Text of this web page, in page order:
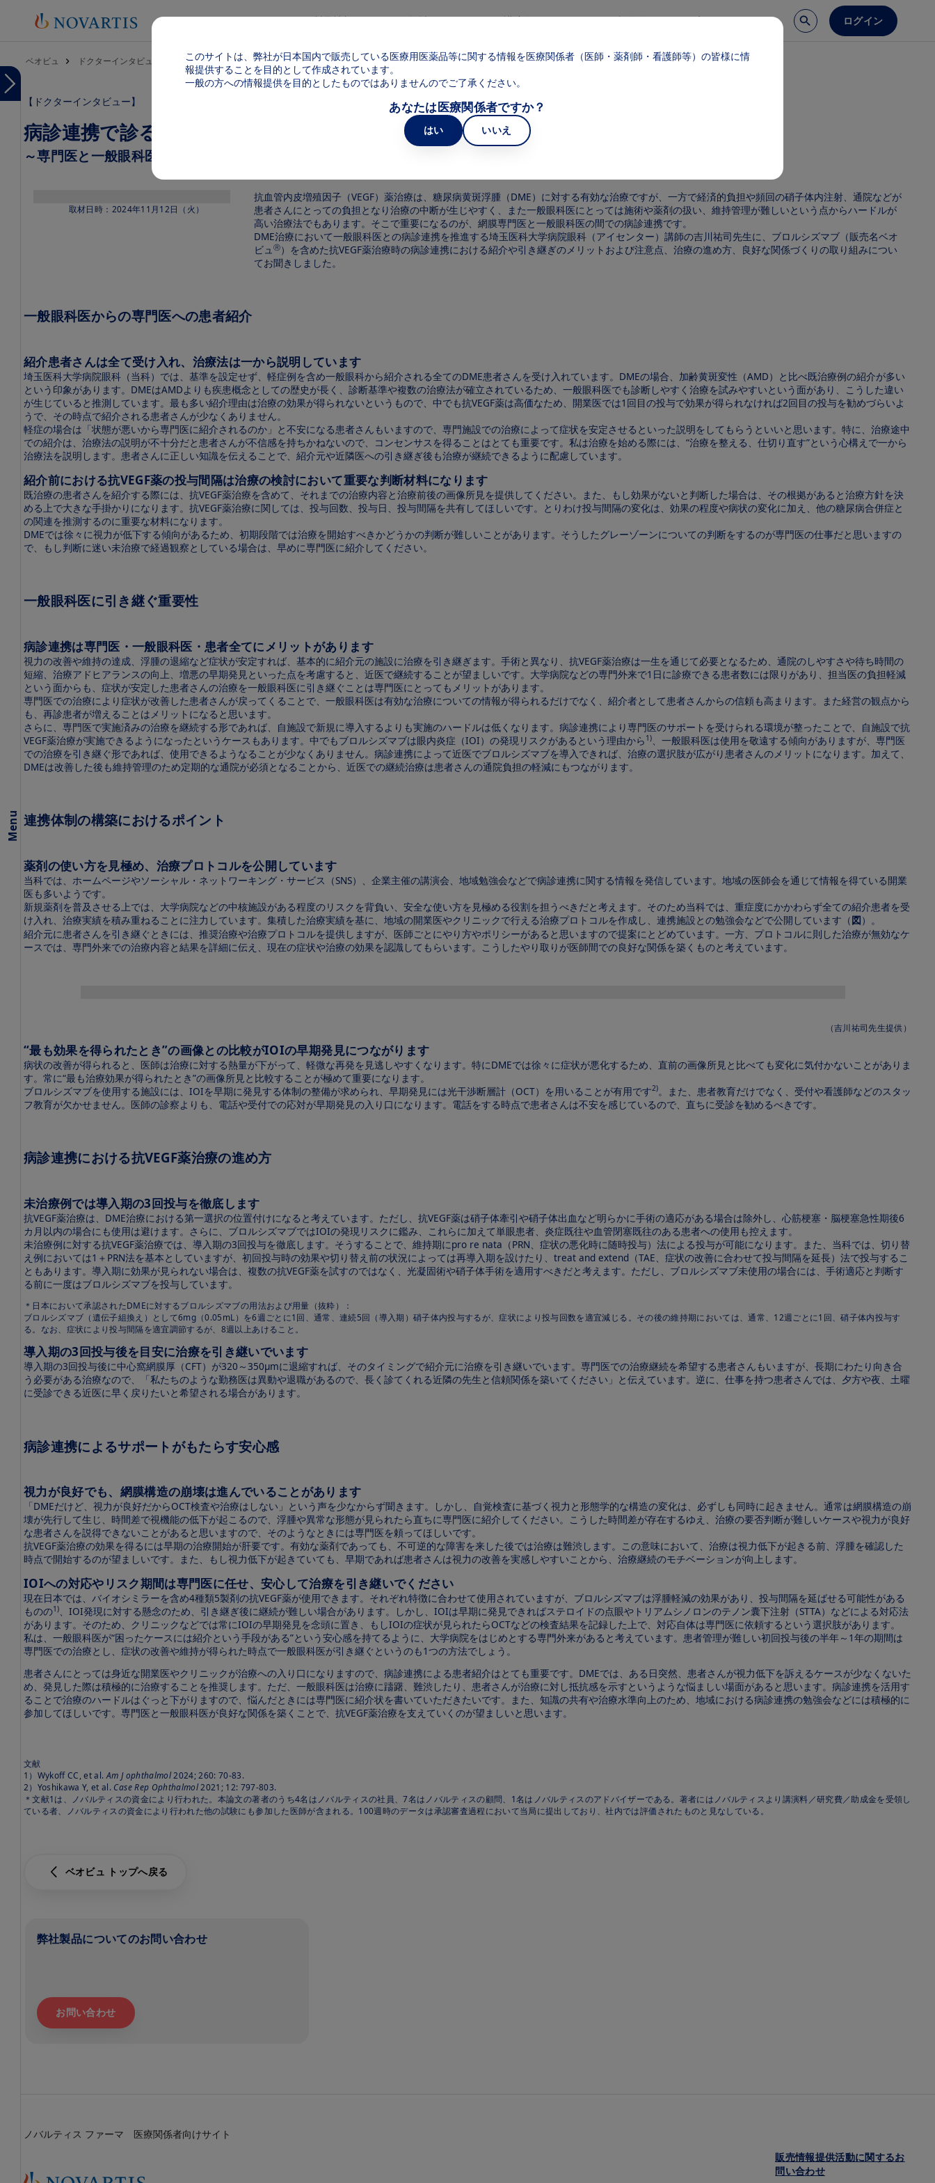
製品情報 領域 web講演会 web面談予約 医療サポート ログイン
Menu
Menu
オ
ビ
TOP
法
い
て
作
用
機
序
加齢黄斑
（AMD）
糖尿病黄
斑浮腫
（DME）
イ
ビ
ュ
ー
抗
VEGF
薬治
療に
必要
な眼
科医
の対
私は
こう
る、
DME
患者
にお
ける
IOI
マネ
ジメ
ント
増殖糖
尿病網
膜症
（PDR）
パンくず
ベオビュ ドクターインタビュー 病診連携で診るDME治療
【ドクターインタビュー】
病診連携で診るDME治療
～専門医と一般眼科医で支える抗VEGF薬治療
取材日時：2024年11月12日（火）
抗血管内皮増殖因子（VEGF）薬治療は、糖尿病黄斑浮腫（DME）に対する有効な治療ですが、一方で経済的負担や頻回の硝子体内注射、通院などが
患者さんにとっての負担となり治療の中断が生じやすく、また一般眼科医にとっては施術や薬剤の扱い、維持管理が難しいという点からハードルが
高い治療法でもあります。そこで重要になるのが、網膜専門医と一般眼科医の間での病診連携です。
DME治療において一般眼科医との病診連携を推進する埼玉医科大学病院眼科（アイセンター）講師の吉川祐司先生に、ブロルシズマブ（販売名ベオ
ビュ Ⓡ）を含めた抗VEGF薬治療時の病診連携における紹介や引き継ぎのメリットおよび注意点、治療の進め方、良好な関係づくりの取り組みについ
てお聞きしました。
一般眼科医からの専門医への患者紹介
紹介患者さんは全て受け入れ、治療法は一から説明しています
埼玉医科大学病院眼科（当科）では、基準を設定せず、軽症例を含め一般眼科から紹介される全てのDME患者さんを受け入れています。DMEの場合、加齢黄斑変性（AMD）と比べ既治療例の紹介が多い
という印象があります。DMEはAMDよりも疾患概念としての歴史が長く、診断基準や複数の治療法が確立されているため、一般眼科医でも診断しやすく治療を試みやすいという面があり、こうした違い
が生じていると推測しています。最も多い紹介理由は治療の効果が得られないというもので、中でも抗VEGF薬は高価なため、開業医では1回目の投与で効果が得られなければ2回目の投与を勧めづらいよ
うで、その時点で紹介される患者さんが少なくありません。
軽症の場合は「状態が悪いから専門医に紹介されるのか」と不安になる患者さんもいますので、専門施設での治療によって症状を安定させるといった説明をしてもらうといいと思います。特に、治療途中
での紹介は、治療法の説明が不十分だと患者さんが不信感を持ちかねないので、コンセンサスを得ることはとても重要です。私は治療を始める際には、“治療を整える、仕切り直す”という心構えで一から
治療法を説明します。患者さんに正しい知識を伝えることで、紹介元や近隣医への引き継ぎ後も治療が継続できるように配慮しています。
紹介前における抗VEGF薬の投与間隔は治療の検討において重要な判断材料になります
既治療の患者さんを紹介する際には、抗VEGF薬治療を含めて、それまでの治療内容と治療前後の画像所見を提供してください。また、もし効果がないと判断した場合は、その根拠があると治療方針を決
める上で大きな手掛かりになります。抗VEGF薬治療に関しては、投与回数、投与日、投与間隔を共有してほしいです。とりわけ投与間隔の変化は、効果の程度や病状の変化に加え、他の糖尿病合併症と
の関連を推測するのに重要な材料になります。
DMEでは徐々に視力が低下する傾向があるため、初期段階では治療を開始すべきかどうかの判断が難しいことがあります。そうしたグレーゾーンについての判断をするのが専門医の仕事だと思いますの
で、もし判断に迷い未治療で経過観察としている場合は、早めに専門医に紹介してください。
一般眼科医に引き継ぐ重要性
病診連携は専門医・一般眼科医・患者全てにメリットがあります
視力の改善や維持の達成、浮腫の退縮など症状が安定すれば、基本的に紹介元の施設に治療を引き継ぎます。手術と異なり、抗VEGF薬治療は一生を通じて必要となるため、通院のしやすさや待ち時間の
短縮、治療アドヒアランスの向上、増悪の早期発見といった点を考慮すると、近医で継続することが望ましいです。大学病院などの専門外来で1日に診療できる患者数には限りがあり、担当医の負担軽減
という面からも、症状が安定した患者さんの治療を一般眼科医に引き継ぐことは専門医にとってもメリットがあります。
専門医での治療により症状が改善した患者さんが戻ってくることで、一般眼科医は有効な治療についての情報が得られるだけでなく、紹介者として患者さんからの信頼も高まります。また経営の観点から
も、再診患者が増えることはメリットになると思います。
さらに、専門医で実施済みの治療を継続する形であれば、自施設で新規に導入するよりも実施のハードルは低くなります。病診連携により専門医のサポートを受けられる環境が整ったことで、自施設で抗
VEGF薬治療が実施できるようになったというケースもあります。中でもブロルシズマブは眼内炎症（IOI）の発現リスクがあるという理由から 1)
、一般眼科医は使用を敬遠する傾向がありますが、専門医
での治療を引き継ぐ形であれば、使用できるようなることが少なくありません。病診連携によって近医でブロルシズマブを導入できれば、治療の選択肢が広がり患者さんのメリットになります。加えて、
DMEは改善した後も維持管理のため定期的な通院が必須となることから、近医での継続治療は患者さんの通院負担の軽減にもつながります。
連携体制の構築におけるポイント
薬剤の使い方を見極め、治療プロトコルを公開しています
当科では、ホームページやソーシャル・ネットワーキング・サービス（SNS）、企業主催の講演会、地域勉強会などで病診連携に関する情報を発信しています。地域の医師会を通じて情報を得ている開業
医も多いようです。
新規薬剤を普及させる上では、大学病院などの中核施設がある程度のリスクを背負い、安全な使い方を見極める役割を担うべきだと考えます。そのため当科では、重症度にかかわらず全ての紹介患者を受
け入れ、治療実績を積み重ねることに注力しています。集積した治療実績を基に、地域の開業医やクリニックで行える治療プロトコルを作成し、連携施設との勉強会などで公開しています（図）。
紹介元に患者さんを引き継ぐときには、推奨治療や治療プロトコルを提供しますが、医師ごとにやり方やポリシーがあると思いますので提案にとどめています。一方、プロトコルに則した治療が無効なケ
ースでは、専門外来での治療内容と結果を詳細に伝え、現在の症状や治療の効果を認識してもらいます。こうしたやり取りが医師間での良好な関係を築くものと考えています。
（吉川祐司先生提供）
“最も効果を得られたとき”の画像との比較がIOIの早期発見につながります
病状の改善が得られると、医師は治療に対する熱量が下がって、軽微な再発を見逃しやすくなります。特にDMEでは徐々に症状が悪化するため、直前の画像所見と比べても変化に気付かないことがありま
す。常に“最も治療効果が得られたとき”の画像所見と比較することが極めて重要になります。
ブロルシズマブを使用する施設には、IOIを早期に発見する体制の整備が求められ、早期発見には光干渉断層計（OCT）を用いることが有用です2)。また、患者教育だけでなく、受付や看護師などのスタッ
フ教育が欠かせません。医師の診察よりも、電話や受付での応対が早期発見の入り口になります。電話をする時点で患者さんは不安を感じているので、直ちに受診を勧めるべきです。
病診連携における抗VEGF薬治療の進め方
未治療例では導入期の3回投与を徹底します
抗VEGF薬治療は、DME治療における第一選択の位置付けになると考えています。ただし、抗VEGF薬は硝子体牽引や硝子体出血など明らかに手術の適応がある場合は除外し、心筋梗塞・脳梗塞急性期後6
カ月以内の場合にも使用は避けます。さらに、ブロルシズマブではIOIの発現リスクに鑑み、これらに加えて単眼患者、炎症既往や血管閉塞既往のある患者への使用も控えます。
未治療例に対する抗VEGF薬治療では、導入期の3回投与を徹底します。そうすることで、維持期にpro re nata（PRN、症状の悪化時に随時投与）法による投与が可能になります。また、当科では、切り替
え例においては1＋PRN法を基本としていますが、初回投与時の効果や切り替え前の状況によっては再導入期を設けたり、treat and extend（TAE、症状の改善に合わせて投与間隔を延長）法で投与するこ
ともあります。導入期に効果が見られない場合は、複数の抗VEGF薬を試すのではなく、光凝固術や硝子体手術を適用すべきだと考えます。ただし、ブロルシズマブ未使用の場合には、手術適応と判断す
る前に一度はブロルシズマブを投与しています。
＊日本において承認されたDMEに対するブロルシズマブの用法および用量（抜粋）：
ブロルシズマブ（遺伝子組換え）として6mg（0.05mL）を6週ごとに1回、通常、連続5回（導入期）硝子体内投与するが、症状により投与回数を適宜減じる。その後の維持期においては、通常、12週ごとに1回、硝子体内投与す
る。なお、症状により投与間隔を適宜調節するが、8週以上あけること。
導入期の3回投与後を目安に治療を引き継いでいます
導入期の3回投与後に中心窩網膜厚（CFT）が320～350μmに退縮すれば、そのタイミングで紹介元に治療を引き継いでいます。専門医での治療継続を希望する患者さんもいますが、長期にわたり向き合
う必要がある治療なので、「私たちのような勤務医は異動や退職があるので、長く診てくれる近隣の先生と信頼関係を築いてください」と伝えています。逆に、仕事を持つ患者さんでは、夕方や夜、土曜
に受診できる近医に早く戻りたいと希望される場合があります。
病診連携によるサポートがもたらす安心感
視力が良好でも、網膜構造の崩壊は進んでいることがあります
「DMEだけど、視力が良好だからOCT検査や治療はしない」という声を少なからず聞きます。しかし、自覚検査に基づく視力と形態学的な構造の変化は、必ずしも同時に起きません。通常は網膜構造の崩
壊が先行して生じ、時間差で視機能の低下が起こるので、浮腫や異常な形態が見られたら直ちに専門医に紹介してください。こうした時間差が存在するゆえ、治療の要否判断が難しいケースや視力が良好
な患者さんを説得できないことがあると思いますので、そのようなときには専門医を頼ってほしいです。
抗VEGF薬治療の効果を得るには早期の治療開始が肝要です。有効な薬剤であっても、不可逆的な障害を来した後では治療は難渋します。この意味において、治療は視力低下が起きる前、浮腫を確認した
時点で開始するのが望ましいです。また、もし視力低下が起きていても、早期であれば患者さんは視力の改善を実感しやすいことから、治療継続のモチベーションが向上します。
IOIへの対応やリスク期間は専門医に任せ、安心して治療を引き継いでください
現在日本では、バイオシミラーを含め4種類5製剤の抗VEGF薬が使用できます。それぞれ特徴に合わせて使用されていますが、ブロルシズマブは浮腫軽減の効果があり、投与間隔を延ばせる可能性がある
ものの1)、IOI発現に対する懸念のため、引き継ぎ後に継続が難しい場合があります。しかし、IOIは早期に発見できればステロイドの点眼やトリアムシノロンのテノン囊下注射（STTA）などによる対応法
があります。そのため、クリニックなどでは常にIOIの早期発見を念頭に置き、もしIOIの症状が見られたらOCTなどの検査結果を記録した上で、対応自体は専門医に依頼するという選択肢があります。
私は、一般眼科医が“困ったケースには紹介という手段がある”という安心感を持てるように、大学病院をはじめとする専門外来があると考えています。患者管理が難しい初回投与後の半年～1年の期間は
専門医での治療とし、症状の改善や維持が得られた時点で一般眼科医が引き継ぐというのも1つの方法でしょう。
患者さんにとっては身近な開業医やクリニックが治療への入り口になりますので、病診連携による患者紹介はとても重要です。DMEでは、ある日突然、患者さんが視力低下を訴えるケースが少なくないた
め、発見した際は積極的に治療することを推奨します。ただ、一般眼科医は治療に躊躇、難渋したり、患者さんが治療に対し抵抗感を示すというような悩ましい場面があると思います。病診連携を活用す
ることで治療のハードルはぐっと下がりますので、悩んだときには専門医に紹介状を書いていただきたいです。また、知識の共有や治療水準向上のため、地域における病診連携の勉強会などには積極的に
参加してほしいです。専門医と一般眼科医が良好な関係を築くことで、抗VEGF薬治療を支えていくのが望ましいと思います。
文献
1）Wykoff CC, et al. Am J ophthalmol2024; 260: 70-83.
2）Yoshikawa Y, et al. Case Rep Ophthalmol2021; 12: 797-803.
＊文献1は、ノバルティスの資金により行われた。本論文の著者のうち4名はノバルティスの社員、7名はノバルティスの顧問、1名はノバルティスのアドバイザーである。著者にはノバルティスより講演料／研究費／助成金を受領し
ている者、ノバルティスの資金により行われた他の試験にも参加した医師が含まれる。100週時のデータは承認審査過程において当局に提出しており、社内では評価されたものと見なしている。
ベオビュ トップへ戻る
弊社製品についてのお問い合わせ
お問い合わせ
ノバルティス ファーマ 医療関係者向けサイト
販売情報提供活動に関するお
問い合わせ
このサイトは、弊社が日本国内で販売している医療用医薬品等に関する情報を医療関係者（医師・薬剤師・看護師等）の皆様に情
報提供することを目的として作成されています。
一般の方への情報提供を目的としたものではありませんのでご了承ください。
あなたは医療関係者ですか？
はい いいえ